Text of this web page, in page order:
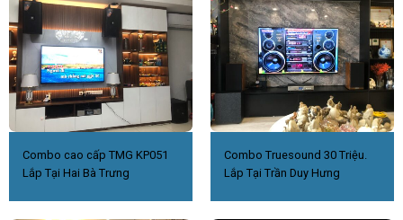
Combo cao cấp TMG KP051
Lắp Tại Hai Bà Trưng
Combo Truesound 30 Triệu.
Lắp Tại Trần Duy Hưng